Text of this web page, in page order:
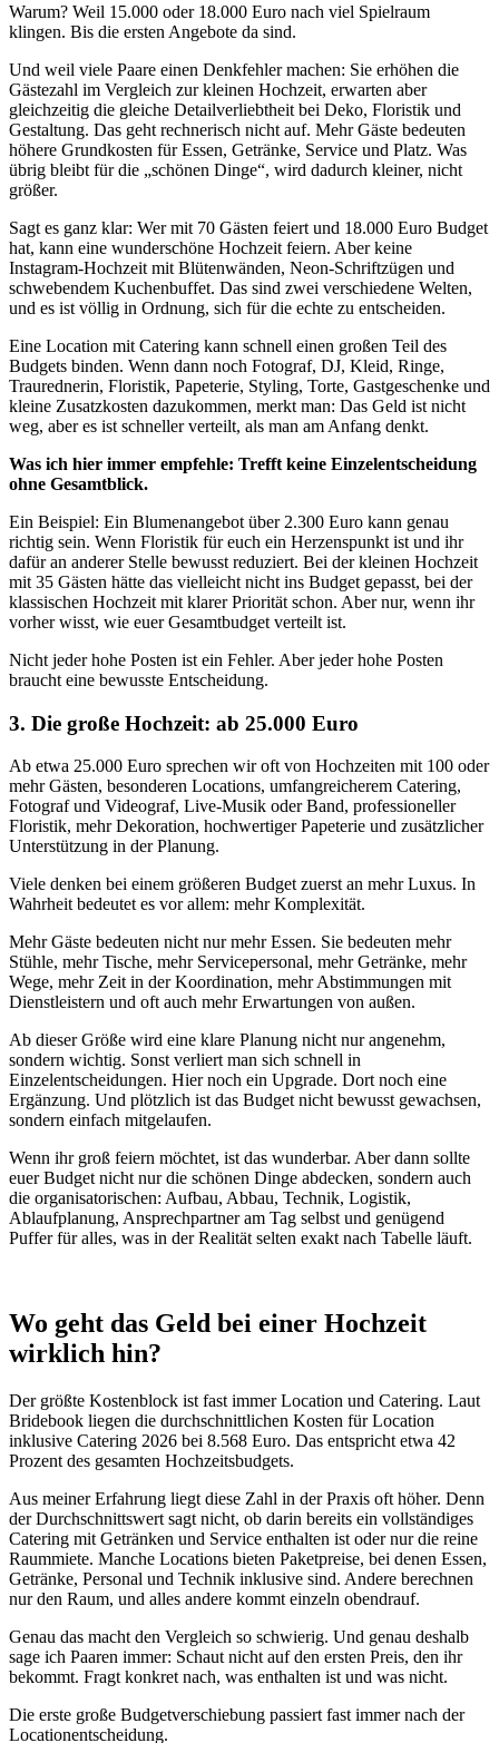
Warum? Weil 15.000 oder 18.000 Euro nach viel Spielraum
klingen. Bis die ersten Angebote da sind.
Und weil viele Paare einen Denkfehler machen: Sie erhöhen die
Gästezahl im Vergleich zur kleinen Hochzeit, erwarten aber
gleichzeitig die gleiche Detailverliebtheit bei Deko, Floristik und
Gestaltung. Das geht rechnerisch nicht auf. Mehr Gäste bedeuten
höhere Grundkosten für Essen, Getränke, Service und Platz. Was
übrig bleibt für die „schönen Dinge“, wird dadurch kleiner, nicht
größer.
Sagt es ganz klar: Wer mit 70 Gästen feiert und 18.000 Euro Budget
hat, kann eine wunderschöne Hochzeit feiern. Aber keine
Instagram-Hochzeit mit Blütenwänden, Neon-Schriftzügen und
schwebendem Kuchenbuffet. Das sind zwei verschiedene Welten,
und es ist völlig in Ordnung, sich für die echte zu entscheiden.
Eine Location mit Catering kann schnell einen großen Teil des
Budgets binden. Wenn dann noch Fotograf, DJ, Kleid, Ringe,
Traurednerin, Floristik, Papeterie, Styling, Torte, Gastgeschenke und
kleine Zusatzkosten dazukommen, merkt man: Das Geld ist nicht
weg, aber es ist schneller verteilt, als man am Anfang denkt.
Was ich hier immer empfehle: Trefft keine Einzelentscheidung
ohne Gesamtblick.
Ein Beispiel: Ein Blumenangebot über 2.300 Euro kann genau
richtig sein. Wenn Floristik für euch ein Herzenspunkt ist und ihr
dafür an anderer Stelle bewusst reduziert. Bei der kleinen Hochzeit
mit 35 Gästen hätte das vielleicht nicht ins Budget gepasst, bei der
klassischen Hochzeit mit klarer Priorität schon. Aber nur, wenn ihr
vorher wisst, wie euer Gesamtbudget verteilt ist.
Nicht jeder hohe Posten ist ein Fehler. Aber jeder hohe Posten
braucht eine bewusste Entscheidung.
3. Die große Hochzeit: ab 25.000 Euro
Ab etwa 25.000 Euro sprechen wir oft von Hochzeiten mit 100 oder
mehr Gästen, besonderen Locations, umfangreicherem Catering,
Fotograf und Videograf, Live-Musik oder Band, professioneller
Floristik, mehr Dekoration, hochwertiger Papeterie und zusätzlicher
Unterstützung in der Planung.
Viele denken bei einem größeren Budget zuerst an mehr Luxus. In
Wahrheit bedeutet es vor allem: mehr Komplexität.
Mehr Gäste bedeuten nicht nur mehr Essen. Sie bedeuten mehr
Stühle, mehr Tische, mehr Servicepersonal, mehr Getränke, mehr
Wege, mehr Zeit in der Koordination, mehr Abstimmungen mit
Dienstleistern und oft auch mehr Erwartungen von außen.
Ab dieser Größe wird eine klare Planung nicht nur angenehm,
sondern wichtig. Sonst verliert man sich schnell in
Einzelentscheidungen. Hier noch ein Upgrade. Dort noch eine
Ergänzung. Und plötzlich ist das Budget nicht bewusst gewachsen,
sondern einfach mitgelaufen.
Wenn ihr groß feiern möchtet, ist das wunderbar. Aber dann sollte
euer Budget nicht nur die schönen Dinge abdecken, sondern auch
die organisatorischen: Aufbau, Abbau, Technik, Logistik,
Ablaufplanung, Ansprechpartner am Tag selbst und genügend
Puffer für alles, was in der Realität selten exakt nach Tabelle läuft.
Wo geht das Geld bei einer Hochzeit
wirklich hin?
Der größte Kostenblock ist fast immer Location und Catering. Laut
Bridebook liegen die durchschnittlichen Kosten für Location
inklusive Catering 2026 bei 8.568 Euro. Das entspricht etwa 42
Prozent des gesamten Hochzeitsbudgets.
Aus meiner Erfahrung liegt diese Zahl in der Praxis oft höher. Denn
der Durchschnittswert sagt nicht, ob darin bereits ein vollständiges
Catering mit Getränken und Service enthalten ist oder nur die reine
Raummiete. Manche Locations bieten Paketpreise, bei denen Essen,
Getränke, Personal und Technik inklusive sind. Andere berechnen
nur den Raum, und alles andere kommt einzeln obendrauf.
Genau das macht den Vergleich so schwierig. Und genau deshalb
sage ich Paaren immer: Schaut nicht auf den ersten Preis, den ihr
bekommt. Fragt konkret nach, was enthalten ist und was nicht.
Die erste große Budgetverschiebung passiert fast immer nach der
Locationentscheidung.